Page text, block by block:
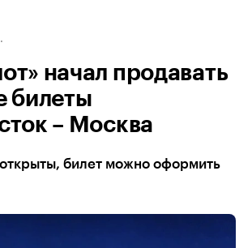
начал продавать
билеты
– Москва
билет можно оформить